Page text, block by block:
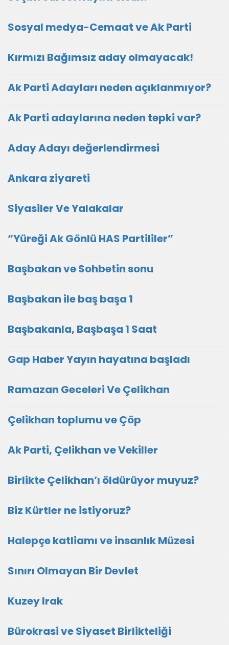
Sosyal medya-Cemaat ve Ak Parti
Kırmızı Bağımsız aday olmayacak!
Ak Parti Adayları neden açıklanmıyor?
Ak Parti adaylarına neden tepki var?
Aday Adayı değerlendirmesi
Ankara ziyareti
Siyasiler Ve Yalakalar
“Yüreği Ak Gönlü HAS Partililer”
Başbakan ve Sohbetin sonu
Başbakan ile baş başa 1
Başbakanla, Başbaşa 1 Saat
Gap Haber Yayın hayatına başladı
Ramazan Geceleri Ve Çelikhan
Çelikhan toplumu ve Çöp
Ak Parti, Çelikhan ve Vekiller
Birlikte Çelikhan’ı öldürüyor muyuz?
Biz Kürtler ne istiyoruz?
Halepçe katliamı ve insanlık Müzesi
Sınırı Olmayan Bir Devlet
Kuzey Irak
Bürokrasi ve Siyaset Birlikteliği